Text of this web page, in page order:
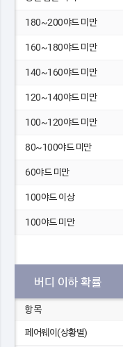
180~200야드 미만
160~180야드 미만
140~160야드 미만
120~140야드 미만
100~120야드 미만
80~100야드 미만
60야드 미만
100야드 이상
100야드 미만
버디 이하 확률
항목
페어웨이(상황별)